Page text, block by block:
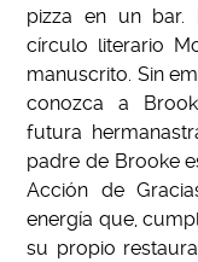
pizza en un bar.
círculo literario
manuscrito. Sin
conozca a
futura
padre de Brooke
Acción de
energía que,
su propio